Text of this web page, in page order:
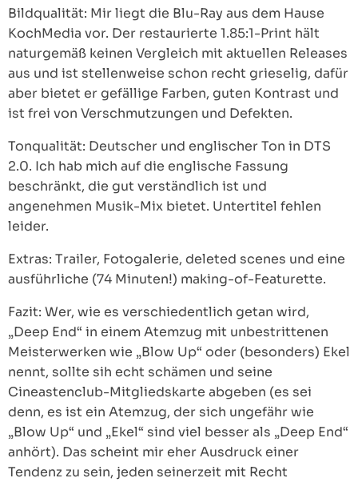
Bildqualität: Mir liegt die Blu-Ray aus dem Hause
KochMedia vor. Der restaurierte 1.85:1-Print hält
naturgemäß keinen Vergleich mit aktuellen Releases
aus und ist stellenweise schon recht grieselig, dafür
aber bietet er gefällige Farben, guten Kontrast und
ist frei von Verschmutzungen und Defekten.
Tonqualität: Deutscher und englischer Ton in DTS
2.0. Ich hab mich auf die englische Fassung
beschränkt, die gut verständlich ist und
angenehmen Musik-Mix bietet. Untertitel fehlen
leider.
Extras: Trailer, Fotogalerie, deleted scenes und eine
ausführliche (74 Minuten!) making-of-Featurette.
Fazit: Wer, wie es verschiedentlich getan wird,
„Deep End“ in einem Atemzug mit unbestrittenen
Meisterwerken wie „Blow Up“ oder (besonders) Ekel
nennt, sollte sih echt schämen und seine
Cineastenclub-Mitgliedskarte abgeben (es sei
denn, es ist ein Atemzug, der sich ungefähr wie
„Blow Up“ und „Ekel“ sind viel besser als „Deep End“
anhört). Das scheint mir eher Ausdruck einer
Tendenz zu sein, jeden seinerzeit mit Recht